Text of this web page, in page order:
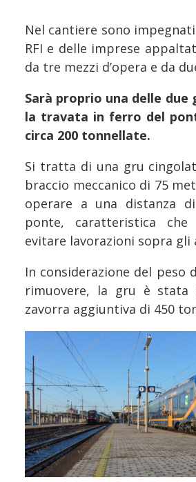
Nel cantiere sono
RFI e delle imprese
da tre mezzi d’opera e da
Sarà proprio una delle due
la travata in ferro del
circa 200 tonnellate.
Si tratta di una gru
braccio meccanico di 75
operare a una distanza
ponte, caratteristica
evitare lavorazioni sopra gli
In considerazione del peso
rimuovere, la gru è stata
zavorra aggiuntiva di 450